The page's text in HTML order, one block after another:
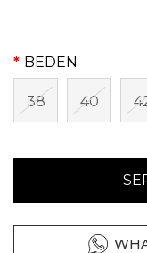
BEDEN
38 40